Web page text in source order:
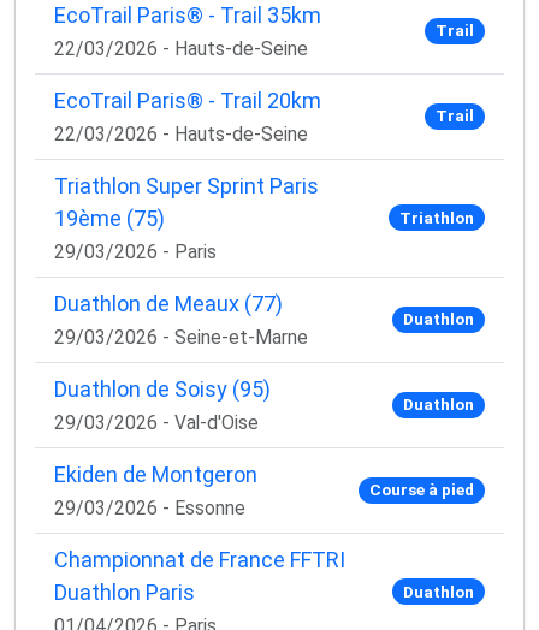
EcoTrail Paris® - Trail 35km
22/03/2026 - Hauts-de-Seine
Trail
EcoTrail Paris® - Trail 20km
22/03/2026 - Hauts-de-Seine
Trail
Triathlon Super Sprint Paris
19ème (75)
29/03/2026 - Paris
Triathlon
Duathlon de Meaux (77)
29/03/2026 - Seine-et-Marne
Duathlon
Duathlon de Soisy (95)
29/03/2026 - Val-d'Oise
Duathlon
Ekiden de Montgeron
29/03/2026 - Essonne
Course à pied
Championnat de France FFTRI
Duathlon Paris
Duathlon